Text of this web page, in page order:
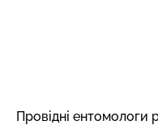
Провідні ентомологи